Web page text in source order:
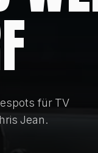
für TV
Jean.